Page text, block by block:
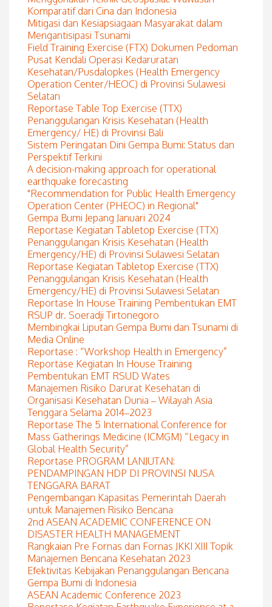
Komparatif dari Cina dan Indonesia
Mitigasi dan Kesiapsiagaan Masyarakat dalam
Mengantisipasi Tsunami
Field Training Exercise (FTX) Dokumen Pedoman
Pusat Kendali Operasi Kedaruratan
Kesehatan/Pusdalopkes (Health Emergency
Operation Center/HEOC) di Provinsi Sulawesi
Selatan
Reportase Table Top Exercise (TTX)
Penanggulangan Krisis Kesehatan (Health
Emergency/ HE) di Provinsi Bali
Sistem Peringatan Dini Gempa Bumi: Status dan
Perspektif Terkini
A decision-making approach for operational
earthquake forecasting
"Recommendation for Public Health Emergency
Operation Center (PHEOC) in Regional"
Gempa Bumi Jepang Januari 2024
Reportase Kegiatan Tabletop Exercise (TTX)
Penanggulangan Krisis Kesehatan (Health
Emergency/HE) di Provinsi Sulawesi Selatan
Reportase Kegiatan Tabletop Exercise (TTX)
Penanggulangan Krisis Kesehatan (Health
Emergency/HE) di Provinsi Sulawesi Selatan
Reportase In House Training Pembentukan EMT
RSUP dr. Soeradji Tirtonegoro
Membingkai Liputan Gempa Bumi dan Tsunami di
Media Online
Reportase : “Workshop Health in Emergency”
Reportase Kegiatan In House Training
Pembentukan EMT RSUD Wates
Manajemen Risiko Darurat Kesehatan di
Organisasi Kesehatan Dunia – Wilayah Asia
Tenggara Selama 2014–2023
Reportase The 5 International Conference for
Mass Gatherings Medicine (ICMGM) “Legacy in
Global Health Security”
Reportase PROGRAM LANJUTAN:
PENDAMPINGAN HDP DI PROVINSI NUSA
TENGGARA BARAT
Pengembangan Kapasitas Pemerintah Daerah
untuk Manajemen Risiko Bencana
2nd ASEAN ACADEMIC CONFERENCE ON
DISASTER HEALTH MANAGEMENT
Rangkaian Pre Fornas dan Fornas JKKI XIII Topik
Manajemen Bencana Kesehatan 2023
Efektivitas Kebijakan Penanggulangan Bencana
Gempa Bumi di Indonesia
ASEAN Academic Conference 2023